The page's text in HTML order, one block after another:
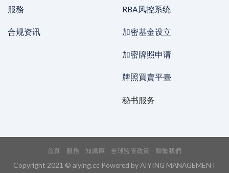
服務
合规资讯
RBA风控系统
加密基金设立
加密牌照申请
牌照買賣平臺
秘书服务
首頁 服務 知識庫 全球监管政策 聯繫我們
Copyright 2021 © aiying.cc Powered by AIYING MANAGEMENT